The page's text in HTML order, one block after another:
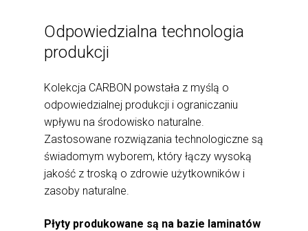
Odpowiedzialna technologia
produkcji
Kolekcja CARBON powstała z myślą o
odpowiedzialnej produkcji i ograniczaniu
wpływu na środowisko naturalne.
Zastosowane rozwiązania technologiczne są
świadomym wyborem, który łączy wysoką
jakość z troską o zdrowie użytkowników i
zasoby naturalne.
Płyty produkowane są na bazie laminatów